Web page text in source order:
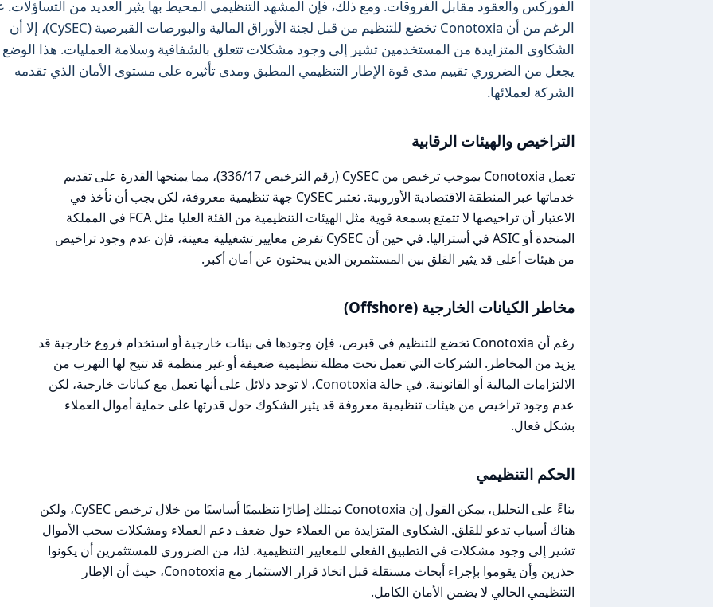
الفوركس والعقود مقابل الفروقات. ومع ذلك، فإن المشهد التنظيمي المحيط بها يثير العديد من
الرغم من أن Conotoxia تخضع للتنظيم من قبل لجنة الأوراق المالية والبورصات القبرصية (CySEC)، إلا أن
الشكاوى المتزايدة من المستخدمين تشير إلى وجود مشكلات تتعلق بالشفافية وسلامة العمليات. هذا الوضع
يجعل من الضروري تقييم مدى قوة الإطار التنظيمي المطبق ومدى تأثيره على مستوى الأمان الذي تقدمه
الشركة لعملائها.
التراخيص والهيئات الرقابية
تعمل Conotoxia بموجب ترخيص من CySEC (رقم الترخيص 336/17)، مما يمنحها القدرة على تقديم
خدماتها عبر المنطقة الاقتصادية الأوروبية. تعتبر CySEC جهة تنظيمية معروفة، لكن يجب أن نأخذ في
الاعتبار أن تراخيصها لا تتمتع بسمعة قوية مثل الهيئات التنظيمية من الفئة العليا مثل FCA في المملكة
المتحدة أو ASIC في أستراليا. في حين أن CySEC تفرض معايير تشغيلية معينة، فإن عدم وجود تراخيص
من هيئات أعلى قد يثير القلق بين المستثمرين الذين يبحثون عن أمان أكبر.
مخاطر الكيانات الخارجية (Offshore)
رغم أن Conotoxia تخضع للتنظيم في قبرص، فإن وجودها في بيئات خارجية أو استخدام فروع خارجية قد
يزيد من المخاطر. الشركات التي تعمل تحت مظلة تنظيمية ضعيفة أو غير منظمة قد تتيح لها التهرب من
الالتزامات المالية أو القانونية. في حالة Conotoxia، لا توجد دلائل على أنها تعمل مع كيانات خارجية، لكن
عدم وجود تراخيص من هيئات تنظيمية معروفة قد يثير الشكوك حول قدرتها على حماية أموال العملاء
بشكل فعال.
الحكم التنظيمي
بناءً على التحليل، يمكن القول إن Conotoxia تمتلك إطارًا تنظيميًا أساسيًا من خلال ترخيص CySEC، ولكن
هناك أسباب تدعو للقلق. الشكاوى المتزايدة من العملاء حول ضعف دعم العملاء ومشكلات سحب الأموال
تشير إلى وجود مشكلات في التطبيق الفعلي للمعايير التنظيمية. لذا، من الضروري للمستثمرين أن يكونوا
حذرين وأن يقوموا بإجراء أبحاث مستقلة قبل اتخاذ قرار الاستثمار مع Conotoxia، حيث أن الإطار
التنظيمي الحالي لا يضمن الأمان الكامل.